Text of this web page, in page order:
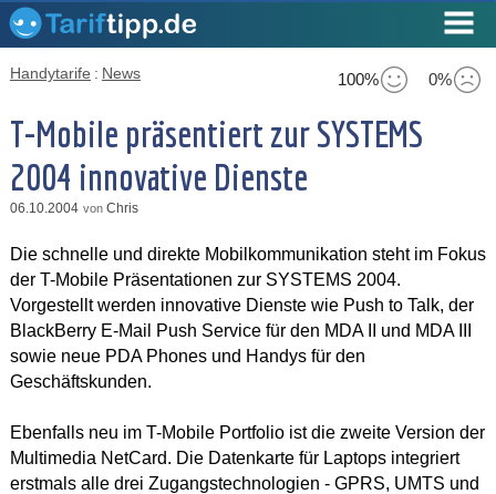
100% 0%
Handytarife : News
T-Mobile präsentiert zur SYSTEMS
2004 innovative Dienste
06.10.2004 von Chris
Die schnelle und direkte Mobilkommunikation steht im Fokus
der T-Mobile Präsentationen zur SYSTEMS 2004.
Vorgestellt werden innovative Dienste wie Push to Talk, der
BlackBerry E-Mail Push Service für den MDA II und MDA III
sowie neue PDA Phones und Handys für den
Geschäftskunden.
Ebenfalls neu im T-Mobile Portfolio ist die zweite Version der
Multimedia NetCard. Die Datenkarte für Laptops integriert
erstmals alle drei Zugangstechnologien - GPRS, UMTS und